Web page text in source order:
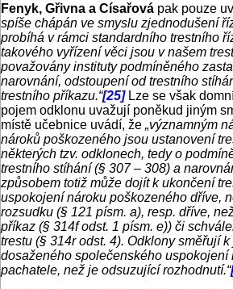
Fenyk, Gřivna a Císařová pak pouze
spíše chápán ve smyslu zjednodušení
probíhá v rámci standardního trestního
takového vyřízení věci jsou v našem
považovány instituty podmíněného
narovnání, odstoupení od trestního
trestního příkazu.“[25]Lze se však
pojem odklonu uvažují poněkud jiným
místě učebnice uvádí, že „významným
nároků poškozeného jsou ustanovení
některých tzv. odklonech, tedy o
trestního stíhání (§ 307 – 308) a
způsobem totiž může dojít k ukončení
uspokojení nároku poškozeného dříve,
rozsudku (§ 121 písm. a), resp. dříve,
příkaz (§ 314f odst. 1 písm. e)) či
trestu (§ 314r odst. 4). Odklony směřují
dosaženého společenského uspokojení
pachatele, než je odsuzující rozhodnutí.“